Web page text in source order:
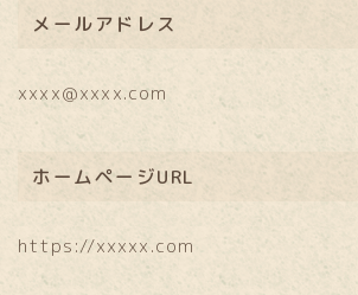
メールアドレス
xxxx@xxxx.com
ホームページURL
https://xxxxx.com